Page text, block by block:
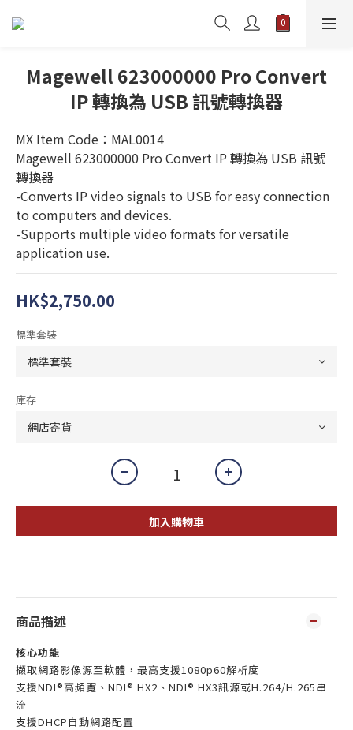
Magewell 623000000 Pro Convert
IP 轉換為 USB 訊號轉換器
MX Item Code：MAL0014
Magewell 623000000 Pro Convert IP 轉換為 USB 訊號
轉換器
-Converts IP video signals to USB for easy connection
to computers and devices.
-Supports multiple video formats for versatile
application use.
HK$2,750.00
標準套裝
庫存
加入購物車
商品描述
核心功能
擷取網路影像源至軟體，最高支援1080p60解析度
支援NDI®高頻寬、NDI® HX2、NDI® HX3訊源或H.264/H.265串
流
支援DHCP自動網路配置